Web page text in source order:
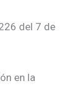
del 7 de
en la